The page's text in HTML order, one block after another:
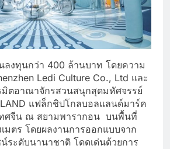
ลงทุนกว่า 400 ล้านบาท โดยความ
Ledi Culture Co., Ltd และ
มิตอาณาจักรสวนสนุกสุดมหัศจรรย์
แฟล็กชิปโกลบอลแลนด์มาร์ค
ทศจีน ณ สยามพารากอน บนพื้นที่
มตร โดยผลงานการออกแบบจาก
ระดับนานาชาติ โดดเด่นด้วยการ